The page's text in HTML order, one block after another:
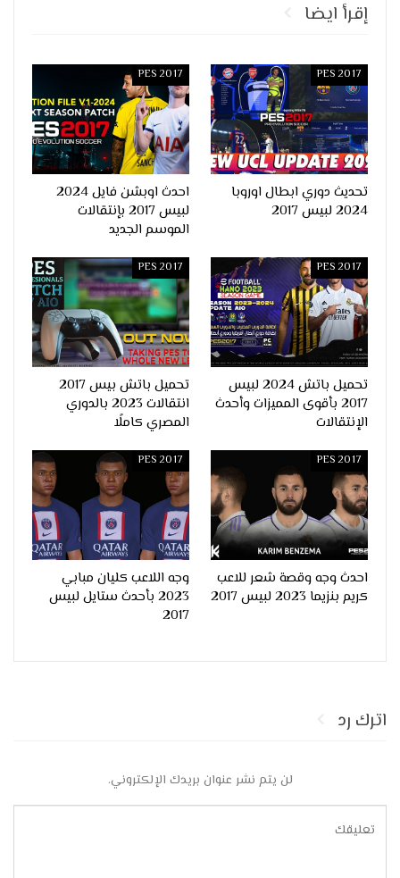
إقرأ ايضا
PES 2017
تحديث دوري ابطال اوروبا
2024 لبيس 2017
PES 2017
احدث اوبشن فايل 2024
لبيس 2017 بإنتقالات
الموسم الجديد
PES 2017
تحميل باتش 2024 لبيس
2017 بأقوى المميزات وأحدث
الإنتقالات
PES 2017
تحميل باتش بيس 2017
انتقالات 2023 بالدوري
المصري كاملًا
PES 2017
احدث وجه وقصة شعر للاعب
كريم بنزيما 2023 لبيس 2017
PES 2017
وجه اللاعب كليان مبابي
2023 بأحدث ستايل لبيس
2017
اترك رد
لن يتم نشر عنوان بريدك الإلكتروني.